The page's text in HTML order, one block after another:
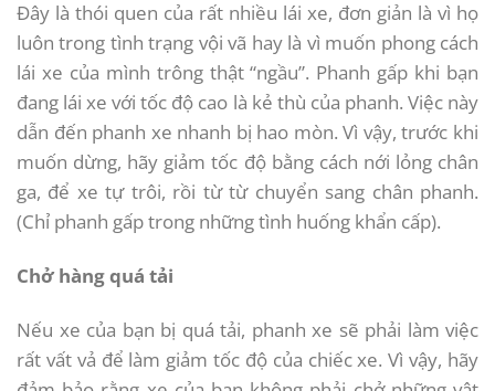
Đây là thói quen của rất nhiều lái xe, đơn giản là vì họ
luôn trong tình trạng vội vã hay là vì muốn phong cách
lái xe của mình trông thật “ngầu”. Phanh gấp khi bạn
đang lái xe với tốc độ cao là kẻ thù của phanh. Việc này
dẫn đến phanh xe nhanh bị hao mòn. Vì vậy, trước khi
muốn dừng, hãy giảm tốc độ bằng cách nới lỏng chân
ga, để xe tự trôi, rồi từ từ chuyển sang chân phanh.
(Chỉ phanh gấp trong những tình huống khẩn cấp).
Chở hàng quá tải
Nếu xe của bạn bị quá tải, phanh xe sẽ phải làm việc
rất vất vả để làm giảm tốc độ của chiếc xe. Vì vậy, hãy